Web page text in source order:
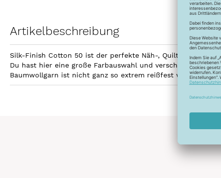
Artikelbeschreibung
Silk-Finish Cotton 50 ist der perfekte Näh-, Quilt- und
Du hast hier eine große Farbauswahl und verschiedene
Baumwollgarn ist nicht ganz so extrem reißfest wie